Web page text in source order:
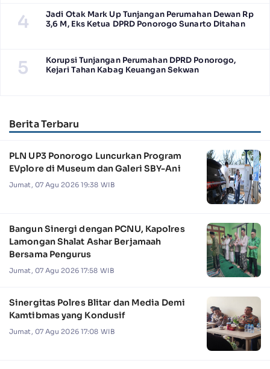
4
Jadi Otak Mark Up Tunjangan Perumahan Dewan Rp
3,6 M, Eks Ketua DPRD Ponorogo Sunarto Ditahan
5
Korupsi Tunjangan Perumahan DPRD Ponorogo,
Kejari Tahan Kabag Keuangan Sekwan
Berita Terbaru
PLN UP3 Ponorogo Luncurkan Program
EVplore di Museum dan Galeri SBY-Ani
Jumat, 07 Agu 2026 19:38 WIB
Bangun Sinergi dengan PCNU, Kapolres
Lamongan Shalat Ashar Berjamaah
Bersama Pengurus
Jumat, 07 Agu 2026 17:58 WIB
Sinergitas Polres Blitar dan Media Demi
Kamtibmas yang Kondusif
Jumat, 07 Agu 2026 17:08 WIB